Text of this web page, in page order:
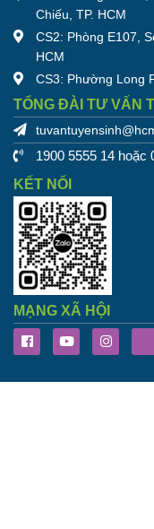
Chiếu, TP. HCM
CS2: Phòng E107,
HCM
CS3: Phường Long
TỔNG ĐÀI TƯ VẤN
1900 5555 14 hoặc
KẾT NỐI
MẠNG XÃ HỘI